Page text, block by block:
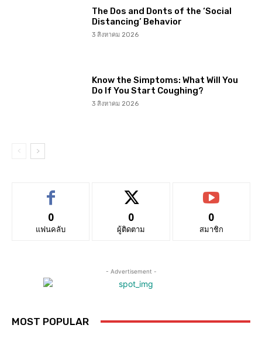
The Dos and Donts of the ‘Social
Distancing’ Behavior
3 สิงหาคม 2026
Know the Simptoms: What Will You
Do If You Start Coughing?
3 สิงหาคม 2026
0
แฟนคลับ
0
ผู้ติดตาม
0
สมาชิก
- Advertisement -
MOST POPULAR